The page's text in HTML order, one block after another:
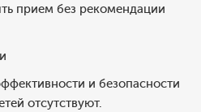
прием без рекомендации
и безопасности
отсутствуют.